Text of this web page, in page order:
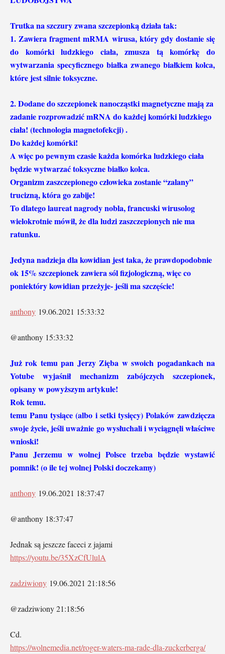
Trutka na szczury zwana szczepionką działa tak:
1. Zawiera fragment mRMA wirusa, który gdy dostanie się
do komórki ludzkiego ciała, zmusza tą komórkę do
wytwarzania specyficznego białka zwanego białkiem kolca,
które jest silnie toksyczne.
2. Dodane do szczepionek nanocząstki magnetyczne mają za
zadanie rozprowadzić mRNA do każdej komórki ludzkiego
ciała! (technologia magnetofekcji) .
Do każdej komórki!
A więc po pewnym czasie każda komórka ludzkiego ciała
będzie wytwarzać toksyczne białko kolca.
Organizm zaszczepionego człowieka zostanie “zalany”
trucizną, która go zabije!
To dlatego laureat nagrody nobla, francuski wirusolog
wielokrotnie mówił, że dla ludzi zaszczepionych nie ma
ratunku.
Jedyna nadzieja dla kowidian jest taka, że prawdopodobnie
ok 15% szczepionek zawiera sól fizjologiczną, więc co
poniektóry kowidian przeżyje- jeśli ma szczęście!
anthony 19.06.2021 15:33:32
@anthony 15:33:32
Już rok temu pan Jerzy Zięba w swoich pogadankach na
Yotube wyjaśnił mechanizm zabójczych szczepionek,
opisany w powyższym artykule!
Rok temu.
temu Panu tysiące (albo i setki tysięcy) Polaków zawdzięcza
swoje życie, jeśli uważnie go wysłuchali i wyciągnęli właściwe
wnioski!
Panu Jerzemu w wolnej Polsce trzeba będzie wystawić
pomnik! (o ile tej wolnej Polski doczekamy)
anthony 19.06.2021 18:37:47
@anthony 18:37:47
Jednak są jeszcze faceci z jajami
https://youtu.be/35XzCfUlulA
zadziwiony 19.06.2021 21:18:56
@zadziwiony 21:18:56
Cd.
https://wolnemedia.net/roger-waters-ma-rade-dla-zuckerberga/